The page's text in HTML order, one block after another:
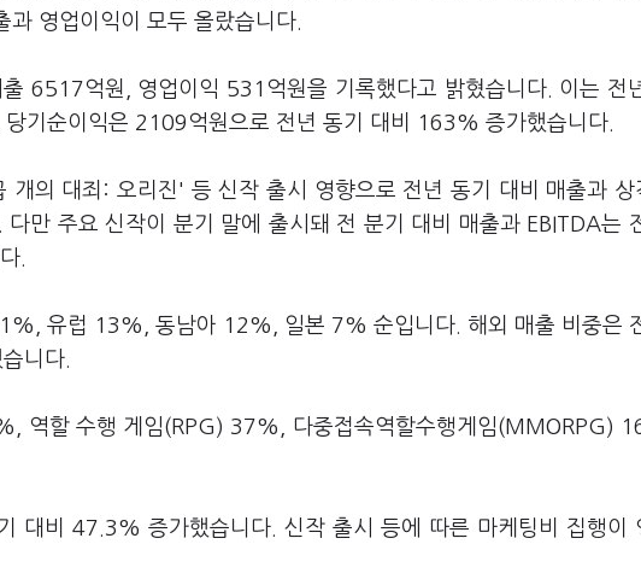
영업이익이 모두 올랐습니다.
6517억원, 영업이익 531억원을 기록했다고 밝혔습니다. 이는 전
기순이익은 2109억원으로 전년 동기 대비 163% 증가했습니다.
개의 대죄: 오리진' 등 신작 출시 영향으로 전년 동기 대비 매출과 상
만 주요 신작이 분기 말에 출시돼 전 분기 대비 매출과 EBITDA는
.
유럽 13%, 동남아 12%, 일본 7% 순입니다. 해외 매출 비중은
니다.
역할 수행 게임(RPG) 37%, 다중접속역할수행게임(MMORPG)
대비 47.3% 증가했습니다. 신작 출시 등에 따른 마케팅비 집행이